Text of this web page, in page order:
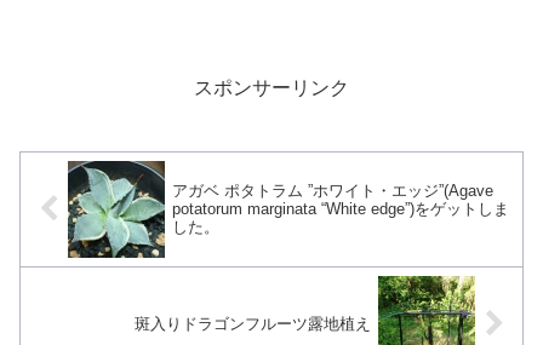
スポンサーリンク
アガベ ポタトラム ”ホワイト・エッジ”(Agave
potatorum marginata “White edge”)をゲットしま
した。
斑入りドラゴンフルーツ露地植え